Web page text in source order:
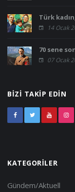
Türk
14 Ocak
70 sene
07 Ocak
BIZI TAKIP EDIN
KATEGORILER
Gündem/Aktuell